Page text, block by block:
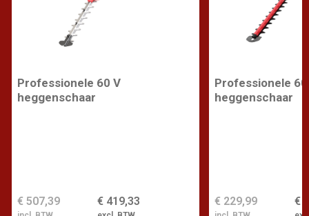
Professionele 60 V
heggenschaar
€ 419,33
€ 507,39
Professionele 60
heggenschaar
€
€ 229,99